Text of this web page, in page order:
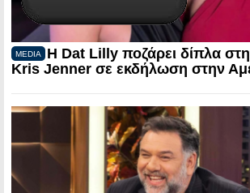
MEDIA
Η Dat Lilly ποζάρει δίπλα
Kris Jenner σε εκδήλωση στην